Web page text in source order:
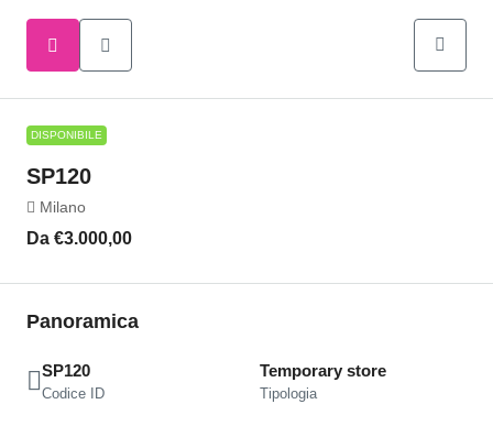
DISPONIBILE
SP120
Milano
Da €3.000,00
Panoramica
SP120
Codice ID
Temporary store
Tipologia